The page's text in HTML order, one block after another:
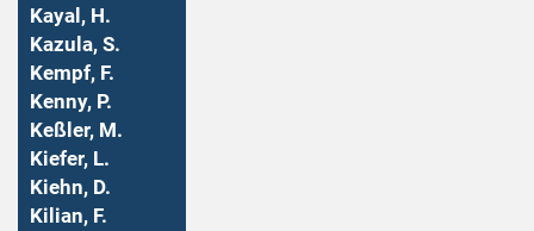
Kayal, H.
Kazula, S.
Kempf, F.
Kenny, P.
Keßler, M.
Kiefer, L.
Kiehn, D.
Kilian, F.